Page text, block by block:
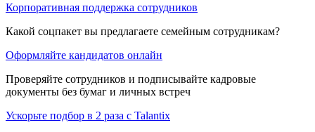
Корпоративная поддержка сотрудников
Какой соцпакет вы предлагаете семейным сотрудникам?
Оформляйте кандидатов онлайн
Проверяйте сотрудников и подписывайте кадровые
документы без бумаг и личных встреч
Ускорьте подбор в 2 раза с Talantix